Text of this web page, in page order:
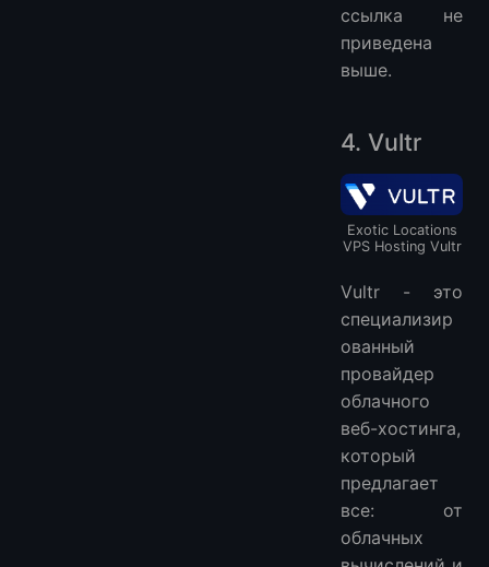
ссылка не
приведена
выше.
4. Vultr
Exotic Locations
VPS Hosting Vultr
Vultr - это
специализир
ованный
провайдер
облачного
веб-хостинга,
который
предлагает
все: от
облачных